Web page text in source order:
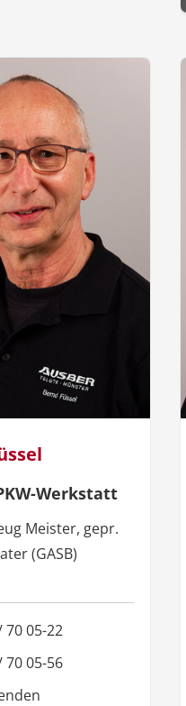
Werkstatt
Meister, gepr.
(GASB)
70 05-22
70 05-56